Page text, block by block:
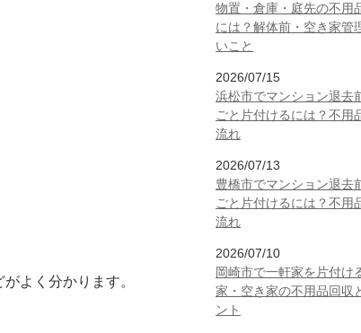
よく分かります。
物置・倉庫・庭先の不用
には？解体前・空き家管
いこと
2026/07/15
浜松市でマンション退去
ごと片付けるには？不用
流れ
2026/07/13
豊橋市でマンション退去
ごと片付けるには？不用
流れ
2026/07/10
岡崎市で一軒家を片付け
家・空き家の不用品回収
ント